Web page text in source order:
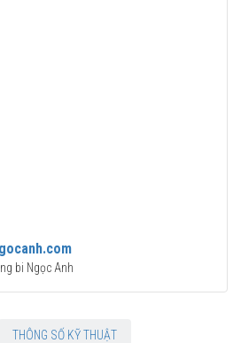
bi Ngọc Anh
THÔNG SỐ KỸ THUẬT